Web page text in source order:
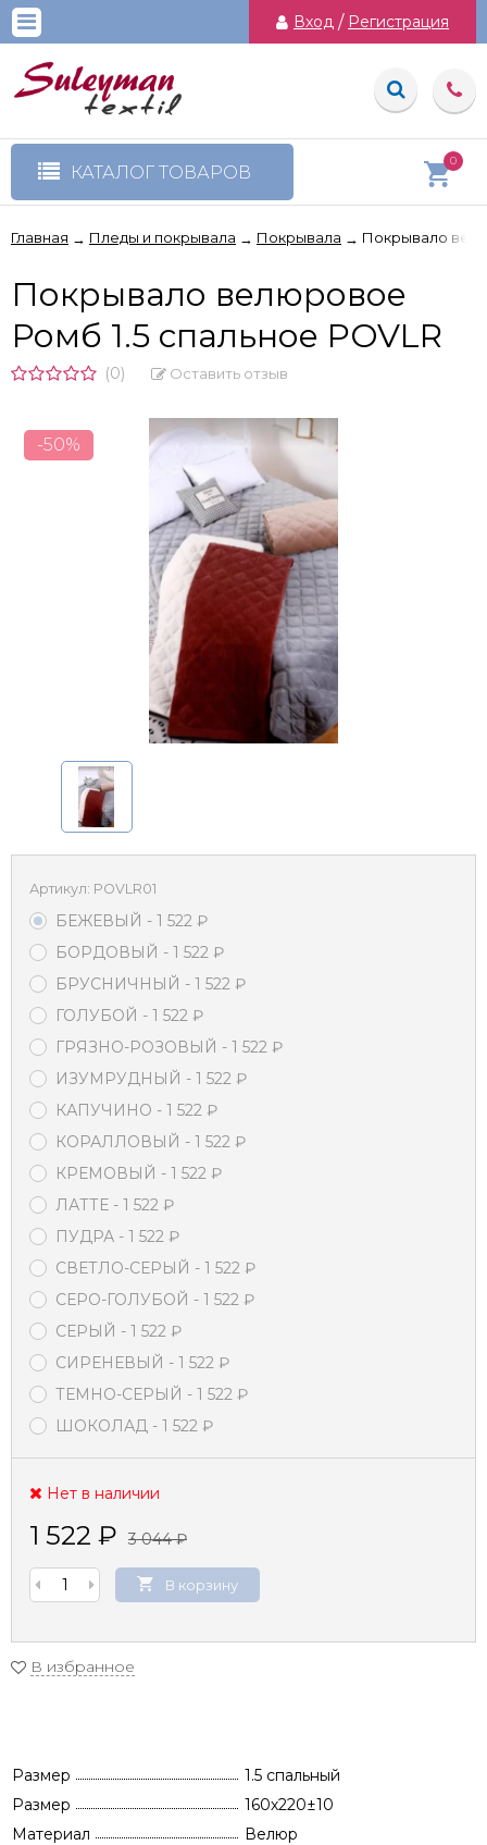
Вход / Регистрация
КАТАЛОГ ТОВАРОВ
0
Главная → Пледы и покрывала → Покрывала → Покрывало
Покрывало велюровое
Ромб 1.5 спальное POVLR
(0) Оставить отзыв
-50%
Артикул: POVLR01
БЕЖЕВЫЙ - 1 522 ₽
БОРДОВЫЙ - 1 522 ₽
БРУСНИЧНЫЙ - 1 522 ₽
ГОЛУБОЙ - 1 522 ₽
ГРЯЗНО-РОЗОВЫЙ - 1 522 ₽
ИЗУМРУДНЫЙ - 1 522 ₽
КАПУЧИНО - 1 522 ₽
КОРАЛЛОВЫЙ - 1 522 ₽
КРЕМОВЫЙ - 1 522 ₽
ЛАТТЕ - 1 522 ₽
ПУДРА - 1 522 ₽
СВЕТЛО-СЕРЫЙ - 1 522 ₽
СЕРО-ГОЛУБОЙ - 1 522 ₽
СЕРЫЙ - 1 522 ₽
СИРЕНЕВЫЙ - 1 522 ₽
ТЕМНО-СЕРЫЙ - 1 522 ₽
ШОКОЛАД - 1 522 ₽
Нет в наличии
1 522 ₽ 3 044₽
В корзину
В избранное
Размер
1.5 спальный
Размер
160х220±10
Материал
Велюр